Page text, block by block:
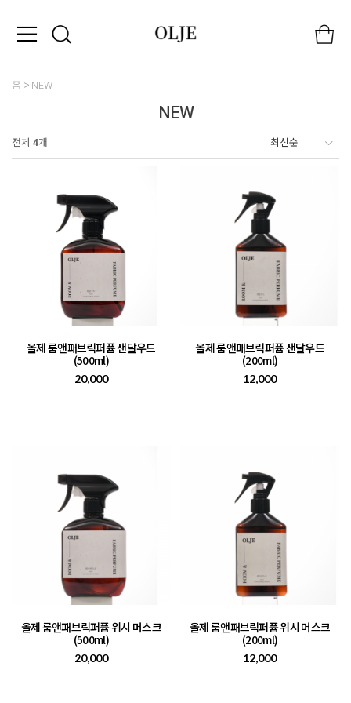
홈 NEW
NEW
전체 4개
올제 룸앤패브릭퍼퓸 샌달우드
(500ml)
20,000
올제 룸앤패브릭퍼퓸 샌달우드
(200ml)
12,000
올제 룸앤패브릭퍼퓸 위시 머스크
(500ml)
20,000
올제 룸앤패브릭퍼퓸 위시 머스크
(200ml)
12,000